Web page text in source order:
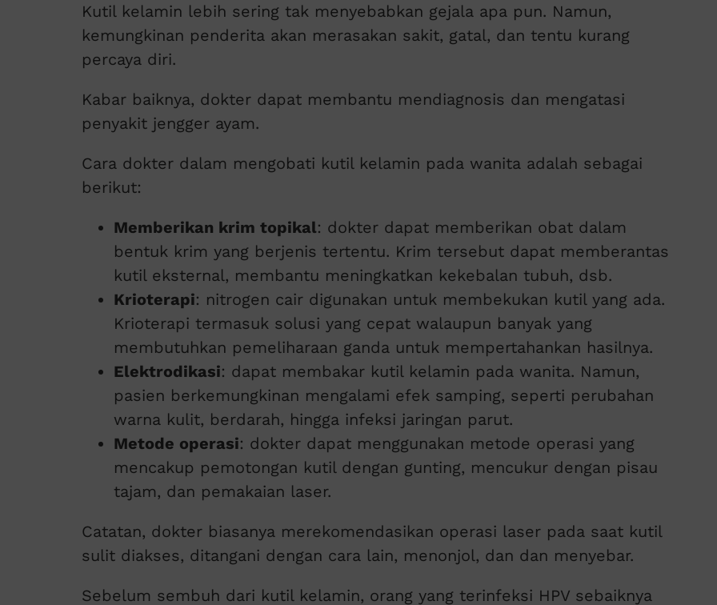
Kutil kelamin lebih sering tak menyebabkan gejala apa pun. Namun,
kemungkinan penderita akan merasakan sakit, gatal, dan tentu kurang
percaya diri.
Kabar baiknya, dokter dapat membantu mendiagnosis dan mengatasi
penyakit jengger ayam.
Cara dokter dalam mengobati kutil kelamin pada wanita adalah sebagai
berikut:
Memberikan krim topikal: dokter dapat memberikan obat dalam
bentuk krim yang berjenis tertentu. Krim tersebut dapat memberantas
kutil eksternal, membantu meningkatkan kekebalan tubuh, dsb.
Krioterapi: nitrogen cair digunakan untuk membekukan kutil yang ada.
Krioterapi termasuk solusi yang cepat walaupun banyak yang
membutuhkan pemeliharaan ganda untuk mempertahankan hasilnya.
Elektrodikasi: dapat membakar kutil kelamin pada wanita. Namun,
pasien berkemungkinan mengalami efek samping, seperti perubahan
warna kulit, berdarah, hingga infeksi jaringan parut.
Metode operasi: dokter dapat menggunakan metode operasi yang
mencakup pemotongan kutil dengan gunting, mencukur dengan pisau
tajam, dan pemakaian laser.
Catatan, dokter biasanya merekomendasikan operasi laser pada saat kutil
sulit diakses, ditangani dengan cara lain, menonjol, dan dan menyebar.
Sebelum sembuh dari kutil kelamin, orang yang terinfeksi HPV sebaiknya